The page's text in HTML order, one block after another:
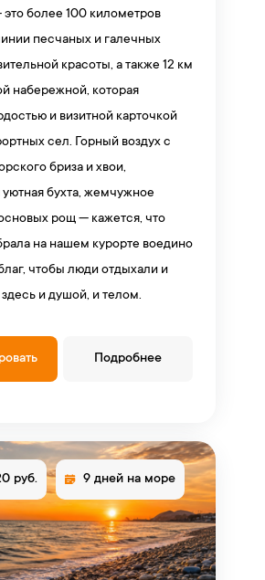
это более 100 километров
песчаных и галечных
красоты, а также 12 км
набережной, которая
и визитной карточкой
сел. Горный воздух с
бриза и хвои,
бухта, жемчужное
рощ — кажется, что
на нашем курорте воедино
чтобы люди отдыхали и
и душой, и телом.
Подробнее
руб. 9 дней на море